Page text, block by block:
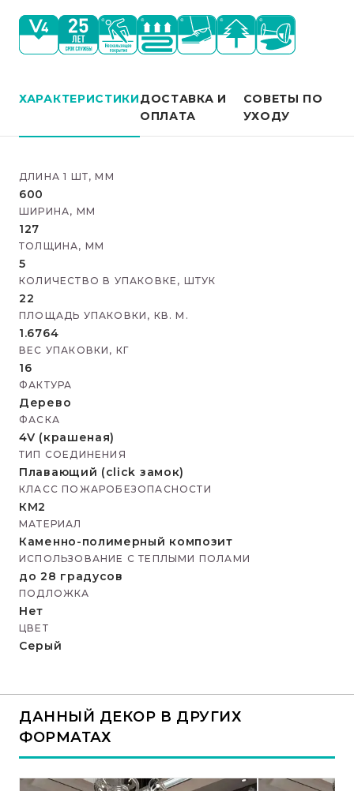
ХАРАКТЕРИСТИКИДОСТАВКА И
ОПЛАТА
СОВЕТЫ ПО
УХОДУ
ДЛИНА 1 ШТ, ММ
600
ШИРИНА, ММ
127
ТОЛЩИНА, ММ
5
КОЛИЧЕСТВО В УПАКОВКЕ, ШТУК
22
ПЛОЩАДЬ УПАКОВКИ, КВ. М.
1.6764
ВЕС УПАКОВКИ, КГ
16
ФАКТУРА
Дерево
ФАСКА
4V (крашеная)
ТИП СОЕДИНЕНИЯ
Плавающий (click замок)
КЛАСС ПОЖАРОБЕЗОПАСНОСТИ
КМ2
МАТЕРИАЛ
Каменно-полимерный композит
ИСПОЛЬЗОВАНИЕ С ТЕПЛЫМИ ПОЛАМИ
до 28 градусов
ПОДЛОЖКА
Нет
ЦВЕТ
Серый
ДАННЫЙ ДЕКОР В ДРУГИХ
ФОРМАТАХ